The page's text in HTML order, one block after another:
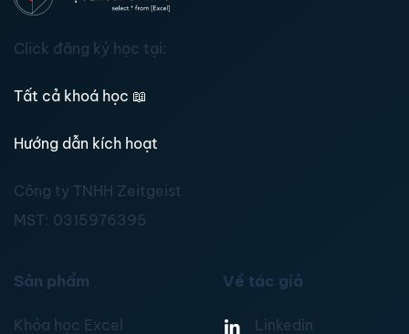
Click đăng ký học tại:
Tất cả khoá học 📖
Hướng dẫn kích hoạt
Công ty TNHH Zeitgeist
MST: 0315976395
Sản phẩm
Khóa học Excel
Về tác giả
Linkedin